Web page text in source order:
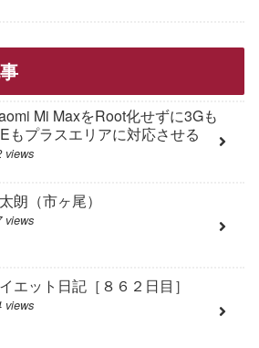
Mi MaxをRoot化せずに3Gも
もプラスエリアに対応させる
views
朗（市ヶ尾）
views
エット日記［８６２日目］
views